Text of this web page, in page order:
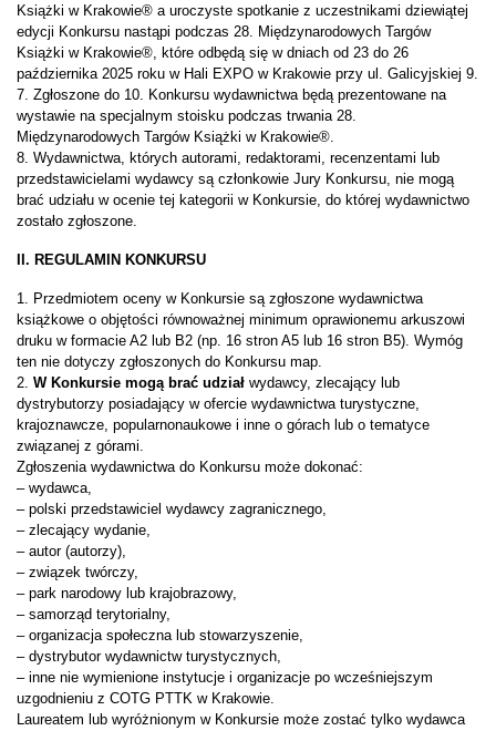
Książki w Krakowie® a uroczyste spotkanie z uczestnikami dziewiątej
edycji Konkursu nastąpi podczas 28. Międzynarodowych Targów
Książki w Krakowie®, które odbędą się w dniach od 23 do 26
października 2025 roku w Hali EXPO w Krakowie przy ul. Galicyjskiej 9.
7. Zgłoszone do 10. Konkursu wydawnictwa będą prezentowane na
wystawie na specjalnym stoisku podczas trwania 28.
Międzynarodowych Targów Książki w Krakowie®.
8. Wydawnictwa, których autorami, redaktorami, recenzentami lub
przedstawicielami wydawcy są członkowie Jury Konkursu, nie mogą
brać udziału w ocenie tej kategorii w Konkursie, do której wydawnictwo
zostało zgłoszone.
II. REGULAMIN KONKURSU
1. Przedmiotem oceny w Konkursie są zgłoszone wydawnictwa
książkowe o objętości równoważnej minimum oprawionemu arkuszowi
druku w formacie A2 lub B2 (np. 16 stron A5 lub 16 stron B5). Wymóg
ten nie dotyczy zgłoszonych do Konkursu map.
2. W Konkursie mogą brać udział wydawcy, zlecający lub
dystrybutorzy posiadający w ofercie wydawnictwa turystyczne,
krajoznawcze, popularnonaukowe i inne o górach lub o tematyce
związanej z górami.
Zgłoszenia wydawnictwa do Konkursu może dokonać:
– wydawca,
– polski przedstawiciel wydawcy zagranicznego,
– zlecający wydanie,
– autor (autorzy),
– związek twórczy,
– park narodowy lub krajobrazowy,
– samorząd terytorialny,
– organizacja społeczna lub stowarzyszenie,
– dystrybutor wydawnictw turystycznych,
– inne nie wymienione instytucje i organizacje po wcześniejszym
uzgodnieniu z COTG PTTK w Krakowie.
Laureatem lub wyróżnionym w Konkursie może zostać tylko wydawca